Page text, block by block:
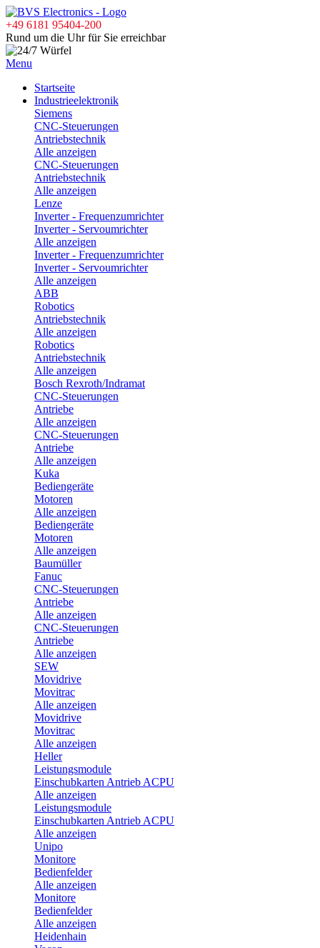
+49 6181 95404-200
Rund um die Uhr für Sie erreichbar
Menu
Startseite
Industrieelektronik
Siemens
CNC-Steuerungen
Antriebstechnik
Alle anzeigen
CNC-Steuerungen
Antriebstechnik
Alle anzeigen
Lenze
Inverter - Frequenzumrichter
Inverter - Servoumrichter
Alle anzeigen
Inverter - Frequenzumrichter
Inverter - Servoumrichter
Alle anzeigen
ABB
Robotics
Antriebstechnik
Alle anzeigen
Robotics
Antriebstechnik
Alle anzeigen
Bosch Rexroth/Indramat
CNC-Steuerungen
Antriebe
Alle anzeigen
CNC-Steuerungen
Antriebe
Alle anzeigen
Kuka
Bediengeräte
Motoren
Alle anzeigen
Bediengeräte
Motoren
Alle anzeigen
Baumüller
Fanuc
CNC-Steuerungen
Antriebe
Alle anzeigen
CNC-Steuerungen
Antriebe
Alle anzeigen
SEW
Movidrive
Movitrac
Alle anzeigen
Movidrive
Movitrac
Alle anzeigen
Heller
Leistungsmodule
Einschubkarten Antrieb ACPU
Alle anzeigen
Leistungsmodule
Einschubkarten Antrieb ACPU
Alle anzeigen
Unipo
Monitore
Bedienfelder
Alle anzeigen
Monitore
Bedienfelder
Alle anzeigen
Heidenhain